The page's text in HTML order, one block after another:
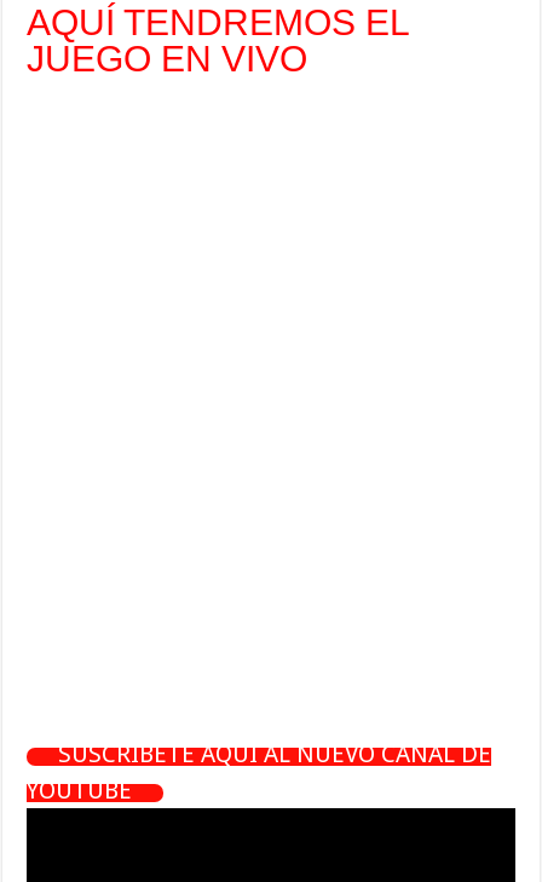
AQUÍ TENDREMOS EL
JUEGO EN VIVO
SUSCRÍBETE AQUÍ AL NUEVO CANAL DE
YOUTUBE